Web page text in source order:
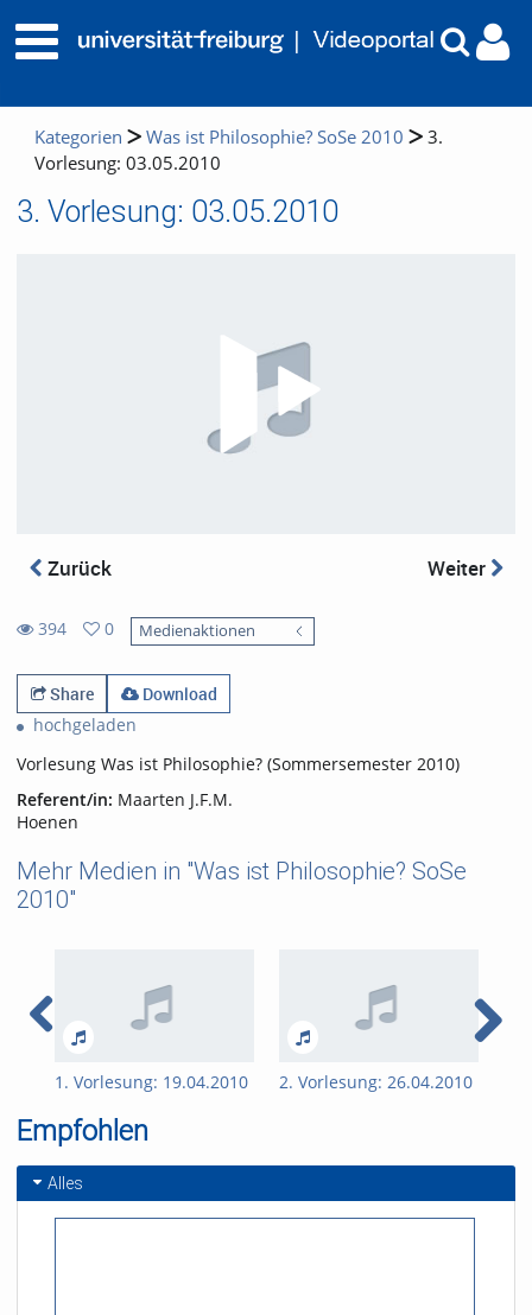
Kategorien Was ist Philosophie? SoSe 2010
3.
Vorlesung: 03.05.2010
3. Vorlesung: 03.05.2010
Zurück Weiter
394
views
0
favorites
Medienaktionen
Share
Download
hochgeladen
Vorlesung Was ist Philosophie? (Sommersemester 2010)
Referent/in: Maarten J.F.M.
Hoenen
Mehr Medien in "Was ist Philosophie? SoSe
2010"
1. Vorlesung: 19.04.2010 2. Vorlesung: 26.04.2010
Empfohlen
Alles